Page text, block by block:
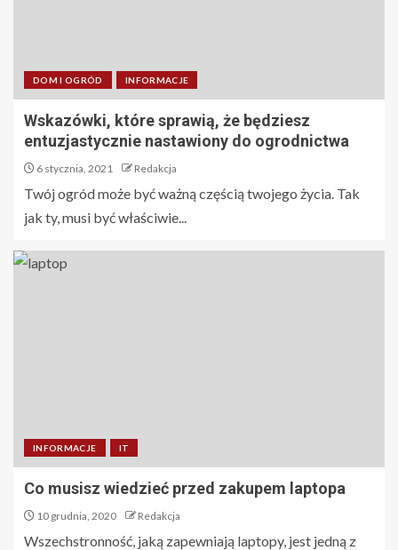
DOM I OGRÓD INFORMACJE
Wskazówki, które sprawią, że będziesz
entuzjastycznie nastawiony do ogrodnictwa
6 stycznia, 2021 Redakcja
Twój ogród może być ważną częścią twojego życia. Tak
jak ty, musi być właściwie...
INFORMACJE IT
Co musisz wiedzieć przed zakupem laptopa
10 grudnia, 2020 Redakcja
Wszechstronność, jaką zapewniają laptopy, jest jedną z